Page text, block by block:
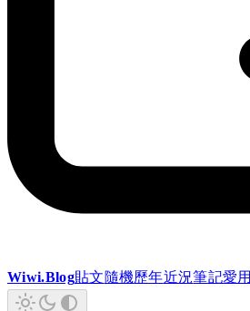
Wiwi.Blog貼文隨機歷年近況筆記愛用